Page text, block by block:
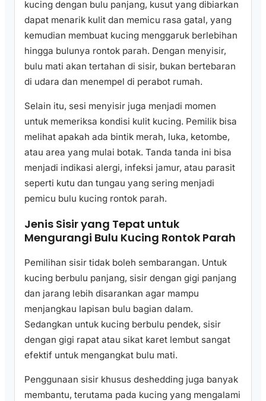
kucing dengan bulu panjang, kusut yang dibiarkan
dapat menarik kulit dan memicu rasa gatal, yang
kemudian membuat kucing menggaruk berlebihan
hingga bulunya rontok parah. Dengan menyisir,
bulu mati akan tertahan di sisir, bukan bertebaran
di udara dan menempel di perabot rumah.
Selain itu, sesi menyisir juga menjadi momen
untuk memeriksa kondisi kulit kucing. Pemilik bisa
melihat apakah ada bintik merah, luka, ketombe,
atau area yang mulai botak. Tanda tanda ini bisa
menjadi indikasi alergi, infeksi jamur, atau parasit
seperti kutu dan tungau yang sering menjadi
pemicu bulu kucing rontok parah.
Jenis Sisir yang Tepat untuk
Mengurangi Bulu Kucing Rontok Parah
Pemilihan sisir tidak boleh sembarangan. Untuk
kucing berbulu panjang, sisir dengan gigi panjang
dan jarang lebih disarankan agar mampu
menjangkau lapisan bulu bagian dalam.
Sedangkan untuk kucing berbulu pendek, sisir
dengan gigi rapat atau sikat karet lembut sangat
efektif untuk mengangkat bulu mati.
Penggunaan sisir khusus deshedding juga banyak
membantu, terutama pada kucing yang mengalami